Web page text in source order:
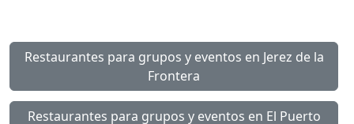
Restaurantes para grupos y eventos en Jerez de la
Frontera
Restaurantes para grupos y eventos en El Puerto